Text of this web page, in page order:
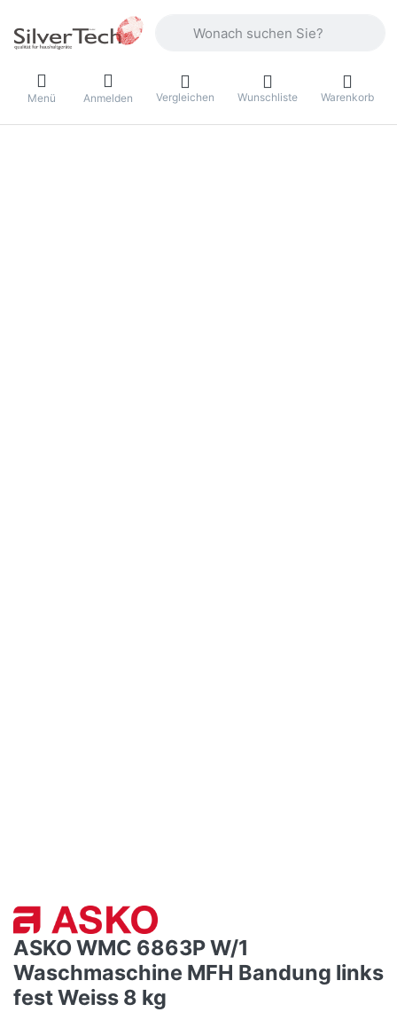
Menü Anmelden Vergleichen Wunschliste Warenkorb
ASKO WMC 6863P W/1
Waschmaschine MFH Bandung links
fest Weiss 8 kg